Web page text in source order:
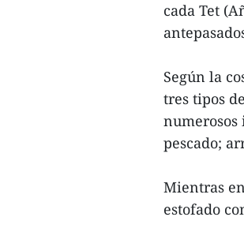
cada Tet
Según la
tres tipos
pescado;
Mientras
estofado